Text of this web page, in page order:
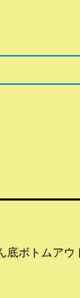
ボトムアウ